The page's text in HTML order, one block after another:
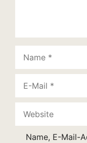
Mail
Name, E-Mail-